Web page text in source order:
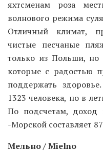
яхтсменам роза
волнового режима
Отличный климат,
чистые песчаные
только из Польши, но
которые с радостью
поддержать
1323 человека, но в
По подсчетам,
-Морской составляет
Мельно / Mielno